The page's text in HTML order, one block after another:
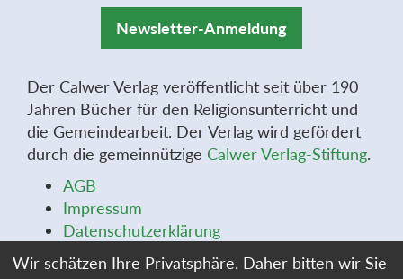
Newsletter-Anmeldung
Der Calwer Verlag veröffentlicht seit über 190
Jahren Bücher für den Religionsunterricht und
die Gemeindearbeit. Der Verlag wird gefördert
durch die gemeinnützige Calwer Verlag-Stiftung.
AGB
Impressum
Datenschutzerklärung
Widerrufsbelehrung
Wir schätzen Ihre Privatsphäre. Daher bitten wir Sie